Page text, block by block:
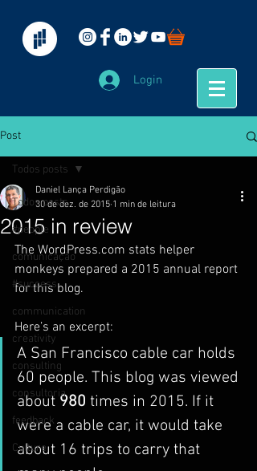
Login
Post
Todos posts
#people
comunicação
#success
communication
creativity
consulting
consultoria
feedback
Culture
Todos posts
2015 in review
Daniel Lança Perdigão
30 de dez. de 2015 1 min de leitura
The WordPress.com stats helper
monkeys prepared a 2015 annual report
for this blog.
Here’s an excerpt:
A San Francisco cable car holds
60 people. This blog was viewed
about 980 times in 2015. If it
were a cable car, it would take
about 16 trips to carry that